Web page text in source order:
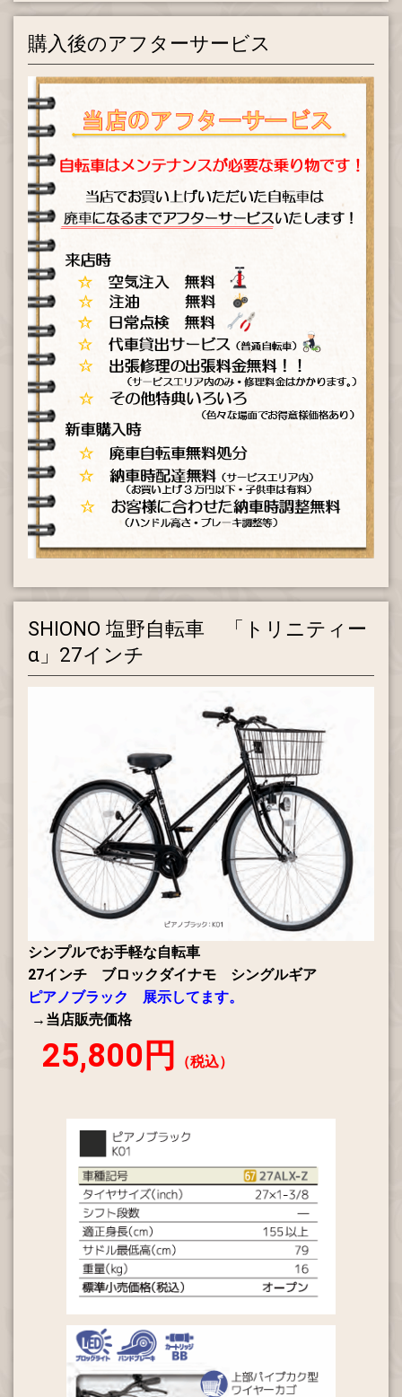
購入後のアフターサービス
SHIONO 塩野自転車 「トリニティー
α」27インチ
シンプルでお手軽な自転車
27インチ ブロックダイナモ シングルギア
ピアノブラック 展示してます。
→当店販売価格
25,800円 （税込）